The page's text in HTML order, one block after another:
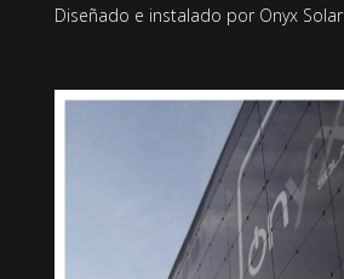
Diseñado e instalado por Onyx Solar